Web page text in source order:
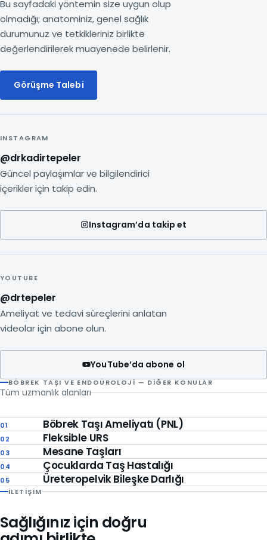
Bu sayfadaki yöntemin size uygun olup
olmadığı; anatominiz, genel sağlık
durumunuz ve tetkikleriniz birlikte
değerlendirilerek muayenede belirlenir.
Görüşme Talebi
INSTAGRAM
@drkadirtepeler
Güncel paylaşımlar ve bilgilendirici
içerikler için takip edin.
Instagram’da takip et
YOUTUBE
@drtepeler
Ameliyat ve tedavi süreçlerini anlatan
videolar için abone olun.
YouTube’da abone ol
BÖBREK TAŞI VE ENDOÜROLOJI — DIĞER KONULAR
Tüm uzmanlık alanları
01 Böbrek Taşı Ameliyatı (PNL)
02 Fleksible URS
03 Mesane Taşları
04 Çocuklarda Taş Hastalığı
05 Üreteropelvik Bileşke Darlığı
İLETIŞIM
Sağlığınız için doğru